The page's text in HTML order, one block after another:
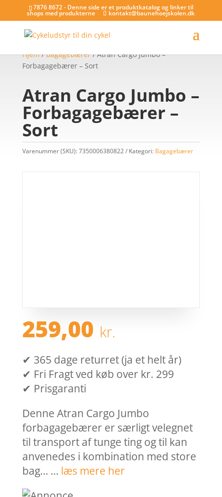
7876 8672 - Denne side er et produktkatalog og linker til
shops med produkterne kontakt@baunehoejskolen.dk
Hjem/Bagagebærer/ Atran Cargo Jumbo –
Forbagagebærer – Sort
Atran Cargo Jumbo –
Forbagagebærer –
Sort
Varenummer (SKU):7350006380822 Kategori: Bagagebærer
259,00 kr.
✔ 365 dage returret (ja et helt år)
✔ Fri Fragt ved køb over kr. 299
✔ Prisgaranti
Denne Atran Cargo Jumbo
forbagagebærer er særligt velegnet
til transport af tunge ting og til kan
anvenedes i kombination med store
bag… … læs mere her